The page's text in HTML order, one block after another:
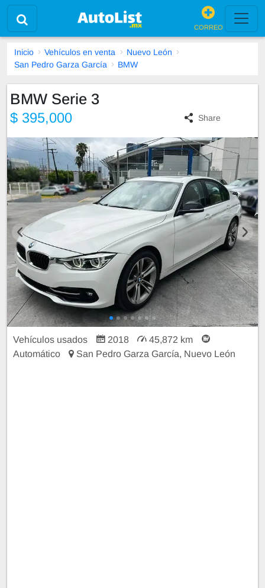
CORREO
Inicio Vehículos en venta
Nuevo León
San Pedro Garza García
BMW
BMW Serie 3
$ 395,000 Share
Vehículos usados 2018
45,872 km
Automático
San Pedro Garza García, Nuevo León